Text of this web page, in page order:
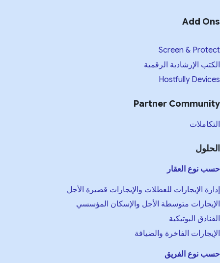
Add
Screen &
الإرشادية الرقمية
Hostfully
Partner
نوع العقار
الإيجارات للعطلات والإيجارات قصيرة الأجل
متوسطة الأجل والإسكان المؤسسي
البوتيكية
الفاخرة والضيافة
نوع الفريق